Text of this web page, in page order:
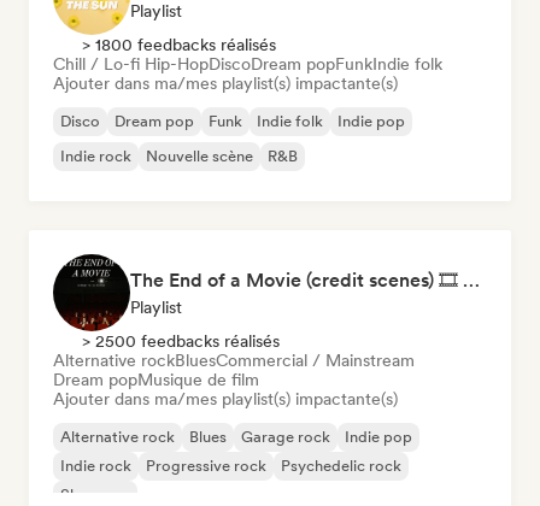
Playlist
> 1800 feedbacks réalisés
Chill / Lo-fi Hip-HopDiscoDream popFunkIndie folk
Ajouter dans ma/mes playlist(s) impactante(s)
Disco Dream pop Funk Indie folk
Indie pop
Indie rock
Nouvelle scène R&B
The End of a Movie (credit scenes) 🎞️ Cinematic Dream Pop & Bedroom Indie
Playlist
> 2500 feedbacks réalisés
Alternative rockBluesCommercial / Mainstream
Dream popMusique de film
Ajouter dans ma/mes playlist(s) impactante(s)
Alternative rock Blues Garage rock
Indie pop
Indie rock
Progressive rock
Psychedelic rock
Shoegaze